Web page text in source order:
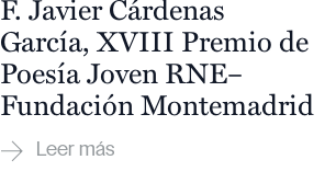
García, XVIII Premio de
Poesía Joven RNE–
Fundación Montemadrid